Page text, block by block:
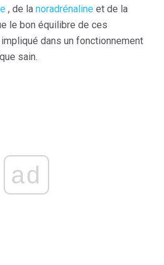
, de la noradrénaline et de la
le bon équilibre de ces
dans un fonctionnement
sain.
ad